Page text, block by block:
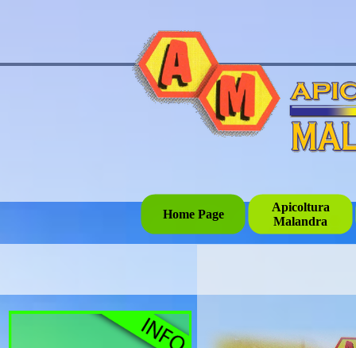
Home Page
Apicoltura
Malandra